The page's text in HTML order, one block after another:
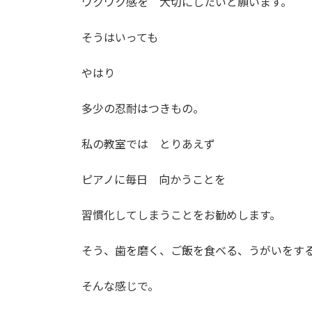
そうはいっても
やはり
多少の忍耐はつきもの。
私の教室では とりあえず
ピアノに毎日 向かうことを
習慣化してしまうことをお勧めします。
そう、歯を磨く、ご飯を食べる、うがいをす
そんな感じで。